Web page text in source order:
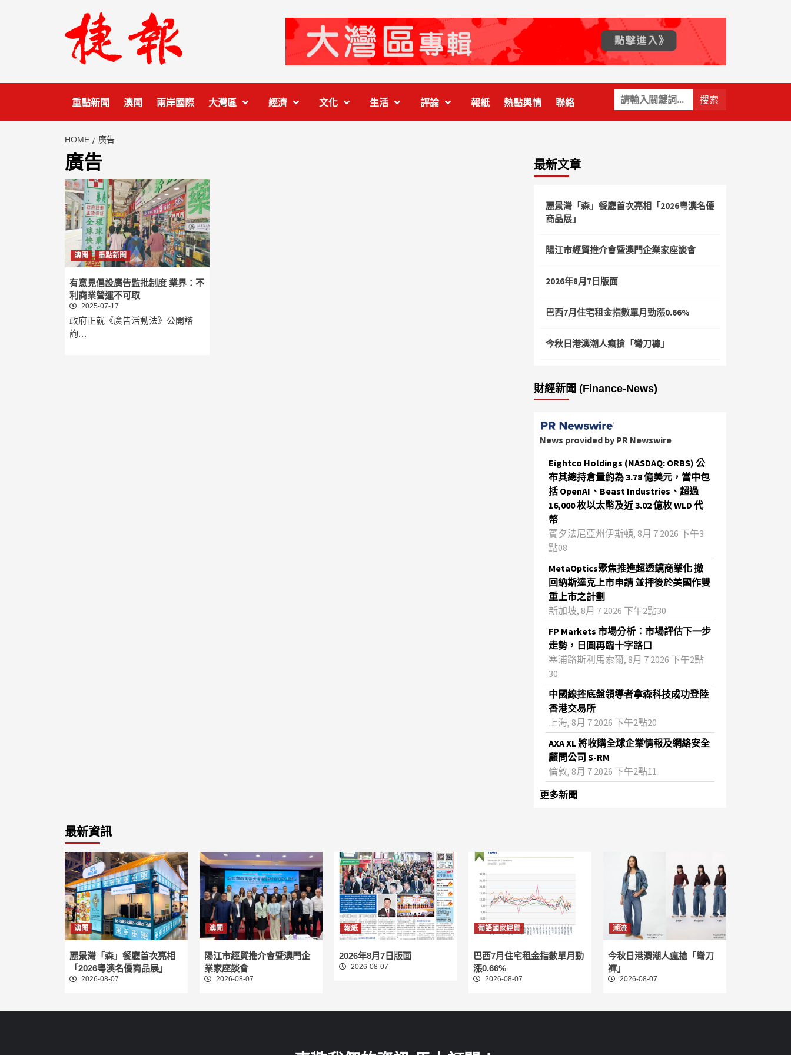
關
鍵
字:
重點新聞 澳聞 兩岸國際 大灣區 經濟 文化 生活 評論 報紙 熱點輿情 聯絡
HOME 廣告
廣告
澳聞 重點新聞
有意見倡設廣告監批制度 業界：不
利商業營運不可取
2025-07-17
政府正就《廣告活動法》公開諮
詢…
最新文章
麗景灣「森」餐廳首次亮相「2026粵澳名優
商品展」
陽江市經貿推介會暨澳門企業家座談會
2026年8月7日版面
巴西7月住宅租金指數單月勁漲0.66%
今秋日港澳潮人瘋搶「彎刀褲」
財經新聞 (Finance-News)
News provided by PR Newswire
Eightco Holdings (NASDAQ: ORBS) 公
布其總持倉量約為 3.78 億美元，當中包
括 OpenAI、Beast Industries、超過
16,000 枚以太幣及近 3.02 億枚 WLD 代
幣
賓夕法尼亞州伊斯頓, 8月 7 2026 下午3
點08
MetaOptics聚焦推進超透鏡商業化 撤
回納斯達克上市申請 並押後於美國作雙
重上市之計劃
新加坡, 8月 7 2026 下午2點30
FP Markets 市場分析：市場評估下一步
走勢，日圓再臨十字路口
塞浦路斯利馬索爾, 8月 7 2026 下午2點
30
中國線控底盤領導者拿森科技成功登陸
香港交易所
上海, 8月 7 2026 下午2點20
AXA XL 將收購全球企業情報及網絡安全
顧問公司 S-RM
倫敦, 8月 7 2026 下午2點11
更多新聞
最新資訊
澳聞
麗景灣「森」餐廳首次亮相
「2026粵澳名優商品展」
2026-08-07
澳聞
陽江市經貿推介會暨澳門企
業家座談會
2026-08-07
報紙
2026年8月7日版面
2026-08-07
葡語國家經貿
巴西7月住宅租金指數單月勁
漲0.66%
2026-08-07
潮流
今秋日港澳潮人瘋搶「彎刀
褲」
2026-08-07